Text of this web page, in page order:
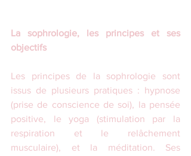
La sophrologie, les principes et ses
objectifs
Les principes de la sophrologie sont
issus de plusieurs pratiques : hypnose
(prise de conscience de soi), la pensée
positive, le yoga (stimulation par la
respiration et le relâchement
musculaire), et la méditation. Ses